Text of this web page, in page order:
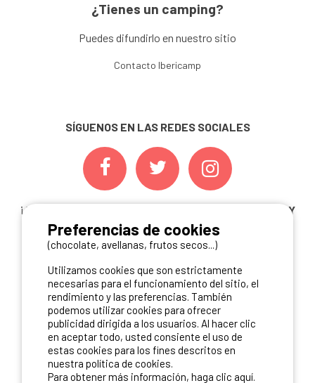
¿Tienes un camping?
Puedes difundirlo en nuestro sitio
Contacto Ibericamp
SÍGUENOS EN LAS REDES SOCIALES
¡ Y NO TE PIERDAS NUESTRAS
OFERTAS, CONCURSOS Y
NOVEDADESINSCRIBIÉNDOTE A NUESTRA
NEWSLETTER!
ME INSCRIBO
NUESTROS PARTNERS
Preferencias de cookies
(chocolate, avellanas, frutos secos...)
Utilizamos cookies que son estrictamente
necesarias para el funcionamiento del sitio, el
rendimiento y las preferencias. También
podemos utilizar cookies para ofrecer
publicidad dirigida a los usuarios. Al hacer clic
en aceptar todo, usted consiente el uso de
estas cookies para los fines descritos en
nuestra política de cookies.
Para obtener más información, haga clic aquí.